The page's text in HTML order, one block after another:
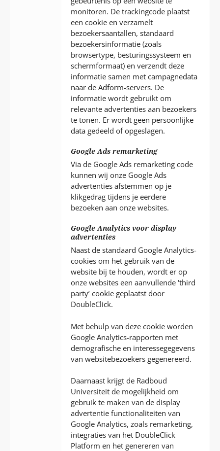
monitoren. De trackingcode plaatst
een cookie en verzamelt
bezoekersaantallen, standaard
bezoekersinformatie (zoals
browsertype, besturingssysteem en
schermformaat) en verzendt deze
informatie samen met campagnedata
naar de Adform-servers. De
informatie wordt gebruikt om
relevante advertenties aan bezoekers
te tonen. Er wordt geen persoonlijke
data gedeeld of opgeslagen.
Google Ads remarketing
Via de Google Ads remarketing code
kunnen wij onze Google Ads
advertenties afstemmen op je
klikgedrag tijdens je eerdere
bezoeken aan onze websites.
Google Analytics voor display
advertenties
Naast de standaard Google Analytics-
cookies om het gebruik van de
website bij te houden, wordt er op
onze websites een aanvullende ‘third
party’ cookie geplaatst door
DoubleClick.
Met behulp van deze cookie worden
Google Analytics-rapporten met
demografische en interessegegevens
van websitebezoekers gegenereerd.
Daarnaast krijgt de Radboud
Universiteit de mogelijkheid om
gebruik te maken van de display
advertentie functionaliteiten van
Google Analytics, zoals remarketing,
integraties van het DoubleClick
Platform en het genereren van